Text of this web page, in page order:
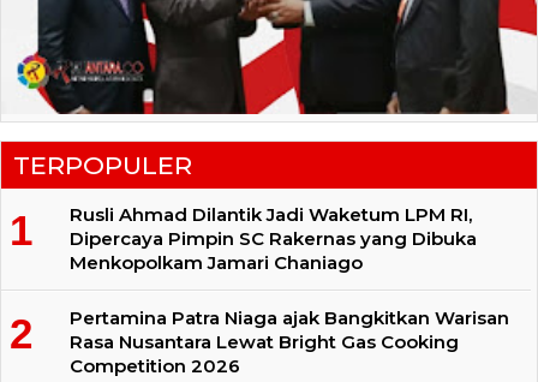
TERPOPULER
Rusli Ahmad Dilantik Jadi Waketum LPM RI,
Dipercaya Pimpin SC Rakernas yang Dibuka
Menkopolkam Jamari Chaniago
Pertamina Patra Niaga ajak Bangkitkan Warisan
Rasa Nusantara Lewat Bright Gas Cooking
Competition 2026